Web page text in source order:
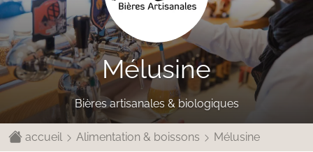
Mélusine
Bières artisanales & biologiques
accueil Alimentation & boissons Mélusine